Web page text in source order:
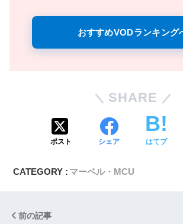
おすすめVODランキング
SHARE
ポスト シェア はてブ
CATEGORY : マーベル・MCU
前の記事